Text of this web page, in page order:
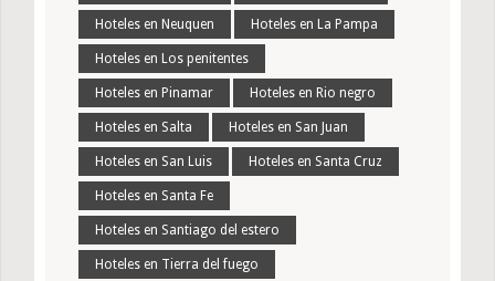
Hoteles en Neuquen Hoteles en La Pampa
Hoteles en Los penitentes
Hoteles en Pinamar Hoteles en Rio negro
Hoteles en Salta Hoteles en San Juan
Hoteles en San Luis Hoteles en Santa Cruz
Hoteles en Santa Fe
Hoteles en Santiago del estero
Hoteles en Tierra del fuego